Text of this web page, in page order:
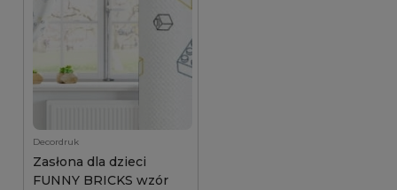
Decordruk
Zasłona dla dzieci
FUNNY BRICKS wzór